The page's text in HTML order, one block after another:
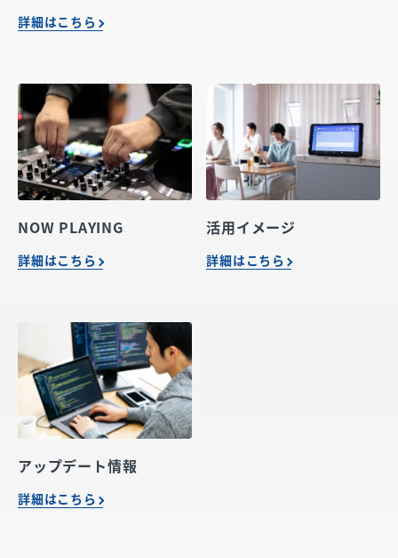
詳細はこちら
NOW PLAYING
詳細はこちら
活用イメージ
詳細はこちら
アップデート情報
詳細はこちら